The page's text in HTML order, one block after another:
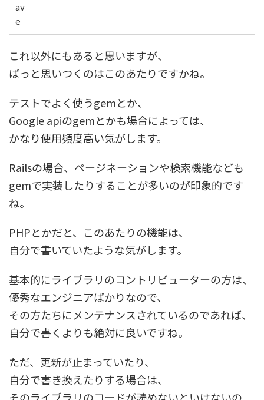
av
e
これ以外にもあると思いますが、
ぱっと思いつくのはこのあたりですかね。
テストでよく使うgemとか、
Google apiのgemとかも場合によっては、
かなり使用頻度高い気がします。
Railsの場合、ページネーションや検索機能なども
gemで実装したりすることが多いのが印象的です
ね。
PHPとかだと、このあたりの機能は、
自分で書いていたような気がします。
基本的にライブラリのコントリビューターの方は、
優秀なエンジニアばかりなので、
その方たちにメンテナンスされているのであれば、
自分で書くよりも絶対に良いですね。
ただ、更新が止まっていたり、
自分で書き換えたりする場合は、